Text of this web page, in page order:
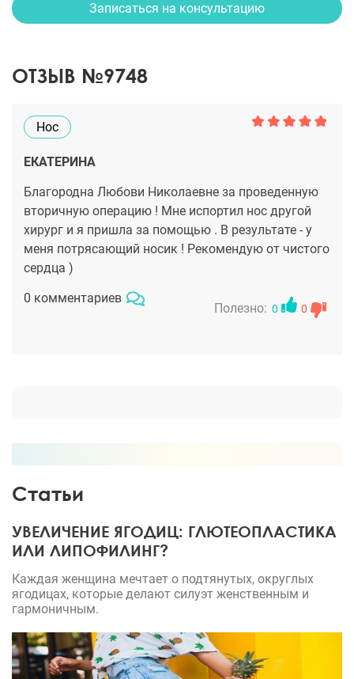
Записаться на консультацию
ОТЗЫВ №9748
Нос
ЕКАТЕРИНА
Благородна Любови Николаевне за проведенную
вторичную операцию ! Мне испортил нос другой
хирург и я пришла за помощью . В результате - у
меня потрясающий носик ! Рекомендую от чистого
сердца )
0 комментариев
Полезно: 0 0
Статьи
УВЕЛИЧЕНИЕ ЯГОДИЦ: ГЛЮТЕОПЛАСТИКА
ИЛИ ЛИПОФИЛИНГ?
Каждая женщина мечтает о подтянутых, округлых
ягодицах, которые делают силуэт женственным и
гармоничным.